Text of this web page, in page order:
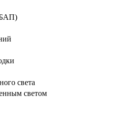
БАП)
света
светом